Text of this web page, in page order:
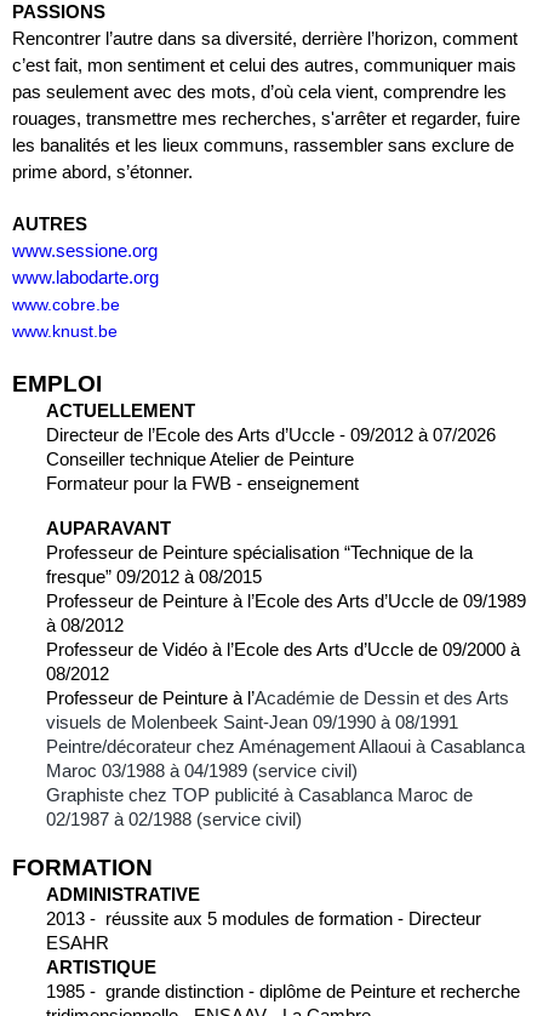
PASSIONS
Rencontrer l’autre dans sa diversité, derrière l’horizon, comment
c’est fait, mon sentiment et celui des autres, communiquer mais
pas seulement avec des mots, d’où cela vient, comprendre les
rouages, transmettre mes recherches, s'arrêter et regarder, fuire
les banalités et les lieux communs, rassembler sans exclure de
prime abord, s’étonner.
AUTRES
www.sessione.org
www.labodarte.org
www.cobre.be
www.knust.be
EMPLOI
ACTUELLEMENT
Directeur de l’Ecole des Arts d’Uccle - 09/2012 à 07/2026
Conseiller technique Atelier de Peinture
Formateur pour la FWB - enseignement
AUPARAVANT
Professeur de Peinture spécialisation “Technique de la
fresque” 09/2012 à 08/2015
Professeur de Peinture à l’Ecole des Arts d’Uccle de 09/1989
à 08/2012
Professeur de Vidéo à l’Ecole des Arts d’Uccle de 09/2000 à
08/2012
Professeur de Peinture à l’Académie de Dessin et des Arts
visuels de Molenbeek Saint-Jean 09/1990 à 08/1991
Peintre/décorateur chez Aménagement Allaoui à Casablanca
Maroc 03/1988 à 04/1989 (service civil)
Graphiste chez TOP publicité à Casablanca Maroc de
02/1987 à 02/1988 (service civil)
FORMATION
ADMINISTRATIVE
2013 -  réussite aux 5 modules de formation - Directeur
ESAHR
ARTISTIQUE
1985 -  grande distinction - diplôme de Peinture et recherche